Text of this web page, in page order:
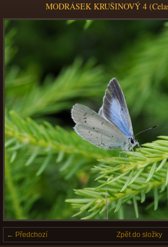
MODRÁSEK KRUŠINOVÝ 4
← Předchozí Zpět do složky